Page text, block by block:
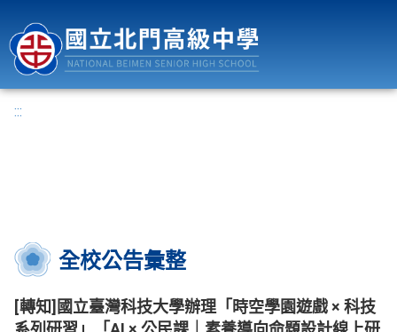
:::
全校公告彙整
[轉知]國立臺灣科技大學辦理「時空學園遊戲 × 科技